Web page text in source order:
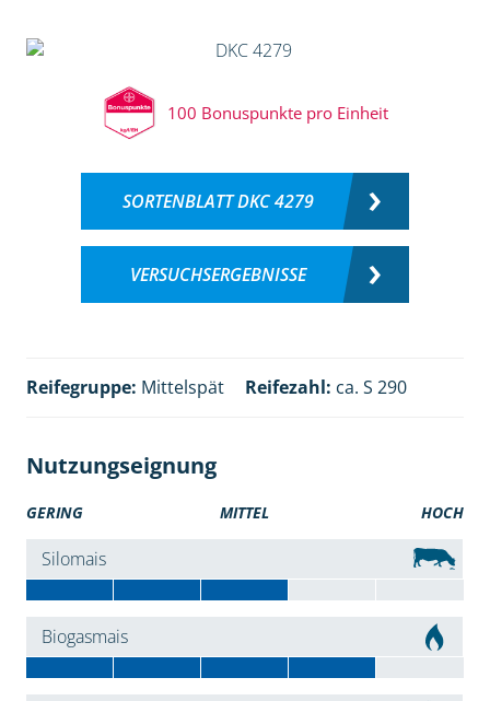
100 Bonuspunkte pro Einheit
SORTENBLATT DKC 4279
VERSUCHSERGEBNISSE
Reifegruppe: Mittelspät Reifezahl: ca. S 290
Nutzungseignung
GERING MITTEL HOCH
Silomais
Biogasmais